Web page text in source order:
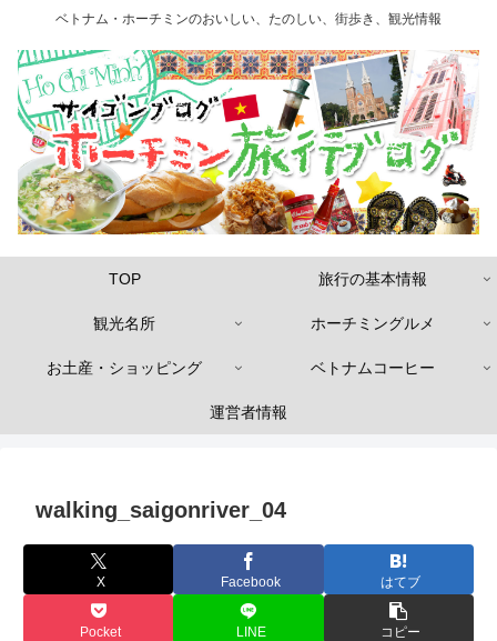
ベトナム・ホーチミンのおいしい、たのしい、街歩き、観光情報
TOP 旅行の基本情報
観光名所 ホーチミングルメ
お土産・ショッピング ベトナムコーヒー
運営者情報
walking_saigonriver_04
X Facebook はてブ
Pocket LINE コピー